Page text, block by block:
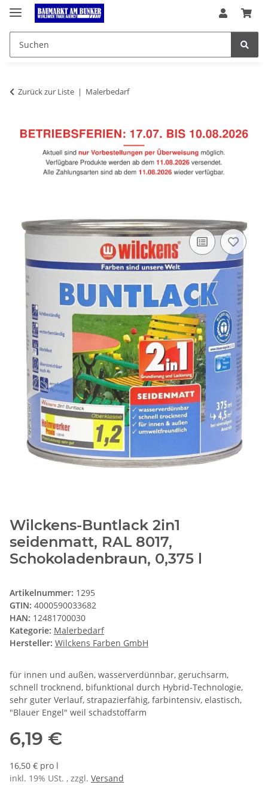
Zurück zur Liste Malerbedarf
Wilckens-Buntlack 2in1
seidenmatt, RAL 8017,
Schokoladenbraun, 0,375 l
Artikelnummer: 1295
GTIN: 4000590033682
HAN: 12481700030
Kategorie: Malerbedarf
Hersteller: Wilckens Farben GmbH
für innen und außen, wasserverdünnbar, geruchsarm,
schnell trocknend, bifunktional durch Hybrid-Technologie,
sehr guter Verlauf, strapazierfähig, farbintensiv, elastisch,
"Blauer Engel" weil schadstoffarm
6,19 €
16,50 € pro l
inkl. 19% USt. , zzgl. Versand